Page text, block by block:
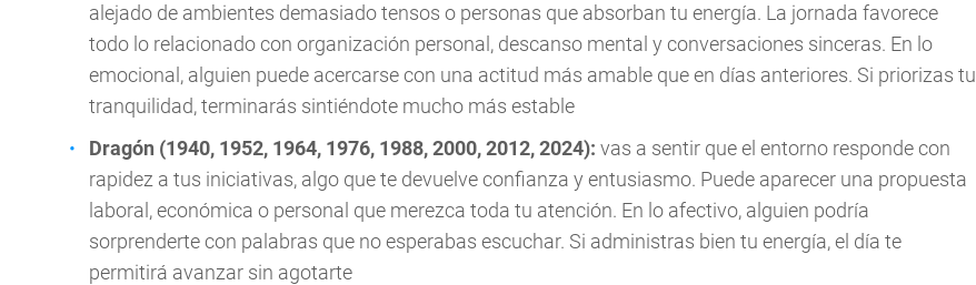
alejado de ambientes demasiado tensos o personas que absorban tu energía. La jornada favorece
todo lo relacionado con organización personal, descanso mental y conversaciones sinceras. En lo
emocional, alguien puede acercarse con una actitud más amable que en días anteriores. Si priorizas tu
tranquilidad, terminarás sintiéndote mucho más estable
Dragón (1940, 1952, 1964, 1976, 1988, 2000, 2012, 2024): vas a sentir que el entorno responde con
rapidez a tus iniciativas, algo que te devuelve confianza y entusiasmo. Puede aparecer una propuesta
laboral, económica o personal que merezca toda tu atención. En lo afectivo, alguien podría
sorprenderte con palabras que no esperabas escuchar. Si administras bien tu energía, el día te
permitirá avanzar sin agotarte